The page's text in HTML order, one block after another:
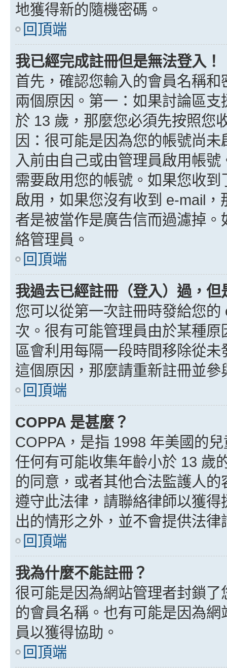
地獲得新的隨機密碼。
回頂端
我已經完成註冊但是無法登入！
首先，確認您輸入的會員名稱
兩個原因。第一：如果討論區
於 13 歲，那麼您必須先按照您
因：很可能是因為您的帳號尚
入前由自己或由管理員啟用帳
需要啟用您的帳號。如果您收
啟用，如果您沒有收到 e-mail
者是被當作是廣告信而過濾掉
絡管理員。
回頂端
我過去已經註冊（登入）過，
您可以從第一次註冊時發給您
次。很有可能管理員由於某種
區會利用每隔一段時間移除從
這個原因，那麼請重新註冊並參
回頂端
COPPA 是甚麼？
COPPA，是指 1998 年美國的
任何有可能收集年齡小於 13 歲
的同意，或者其他合法監護人
遵守此法律，請聯絡律師以獲
出的情形之外，並不會提供法
回頂端
我為什麼不能註冊？
很可能是因為網站管理者封鎖
的會員名稱。也有可能是因為
員以獲得協助。
回頂端